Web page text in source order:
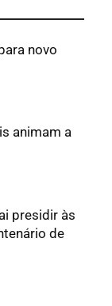
novo
animam a
presidir às
de